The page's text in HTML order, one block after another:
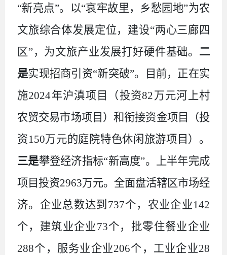
“新亮点”。以“哀牢故里，乡愁园地”为农
文旅综合体发展定位，建设“两心三廊四
区”，为文旅产业发展打好硬件基础。 二
是实现招商引资“新突破”。目前，正在实
施2024年沪滇项目（投资82万元河上村
农贸交易市场项目）和衔接资金项目（投
资150万元的庭院特色休闲旅游项目）。
三是攀登经济指标“新高度”。上半年完成
项目投资2963万元。全面盘活辖区市场经
济。企业总数达到 737个，农业企业142
个，建筑业企业73个，批零住餐业企业
288个，服务业企业206个，工业企业28